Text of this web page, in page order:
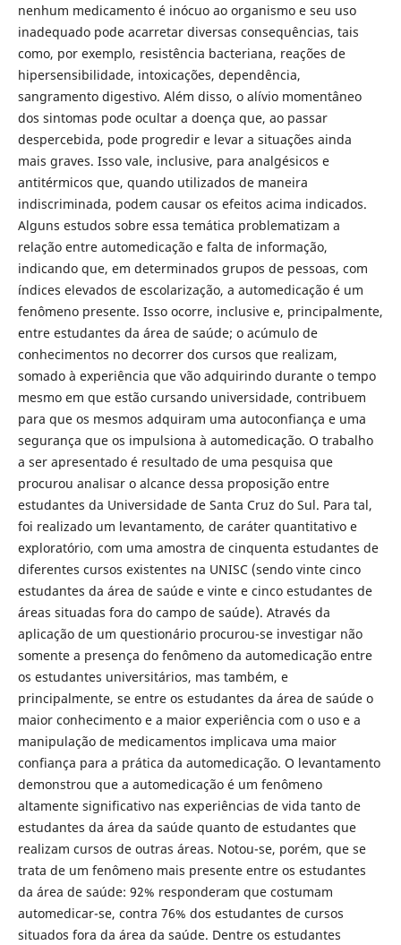
nenhum medicamento é inócuo ao organismo e seu uso
inadequado pode acarretar diversas consequências, tais
como, por exemplo, resistência bacteriana, reações de
hipersensibilidade, intoxicações, dependência,
sangramento digestivo. Além disso, o alívio momentâneo
dos sintomas pode ocultar a doença que, ao passar
despercebida, pode progredir e levar a situações ainda
mais graves. Isso vale, inclusive, para analgésicos e
antitérmicos que, quando utilizados de maneira
indiscriminada, podem causar os efeitos acima indicados.
Alguns estudos sobre essa temática problematizam a
relação entre automedicação e falta de informação,
indicando que, em determinados grupos de pessoas, com
índices elevados de escolarização, a automedicação é um
fenômeno presente. Isso ocorre, inclusive e, principalmente,
entre estudantes da área de saúde; o acúmulo de
conhecimentos no decorrer dos cursos que realizam,
somado à experiência que vão adquirindo durante o tempo
mesmo em que estão cursando universidade, contribuem
para que os mesmos adquiram uma autoconfiança e uma
segurança que os impulsiona à automedicação. O trabalho
a ser apresentado é resultado de uma pesquisa que
procurou analisar o alcance dessa proposição entre
estudantes da Universidade de Santa Cruz do Sul. Para tal,
foi realizado um levantamento, de caráter quantitativo e
exploratório, com uma amostra de cinquenta estudantes de
diferentes cursos existentes na UNISC (sendo vinte cinco
estudantes da área de saúde e vinte e cinco estudantes de
áreas situadas fora do campo de saúde). Através da
aplicação de um questionário procurou-se investigar não
somente a presença do fenômeno da automedicação entre
os estudantes universitários, mas também, e
principalmente, se entre os estudantes da área de saúde o
maior conhecimento e a maior experiência com o uso e a
manipulação de medicamentos implicava uma maior
confiança para a prática da automedicação. O levantamento
demonstrou que a automedicação é um fenômeno
altamente significativo nas experiências de vida tanto de
estudantes da área da saúde quanto de estudantes que
realizam cursos de outras áreas. Notou-se, porém, que se
trata de um fenômeno mais presente entre os estudantes
da área de saúde: 92% responderam que costumam
automedicar-se, contra 76% dos estudantes de cursos
situados fora da área da saúde. Dentre os estudantes